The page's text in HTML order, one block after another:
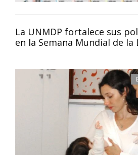
La UNMDP fortalece sus
en la Semana Mundial de la